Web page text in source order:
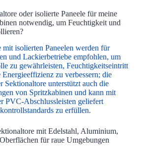
oder isolierte Paneele für meine
notwendig, um Feuchtigkeit und
isolierten Paneelen werden für
und Lackierbetriebe empfohlen, um
zu gewährleisten, Feuchtigkeitseintritt
zu verbessern; die
Sektionaltore unterstützt auch die
von Spritzkabinen und kann mit
PVC-Abschlussleisten geliefert
zu erfüllen.
mit Edelstahl, Aluminium,
für raue Umgebungen